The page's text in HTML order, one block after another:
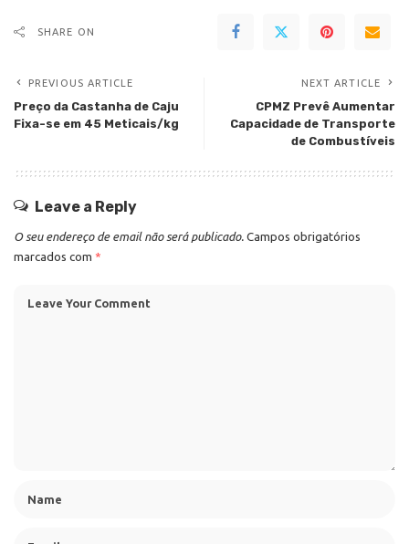
SHARE ON
PREVIOUS ARTICLE
Preço da Castanha de Caju
Fixa-se em 45 Meticais/kg
NEXT ARTICLE
CPMZ Prevê Aumentar
Capacidade de Transporte
de Combustíveis
Leave a Reply
O seu endereço de email não será publicado. Campos obrigatórios
marcados com *